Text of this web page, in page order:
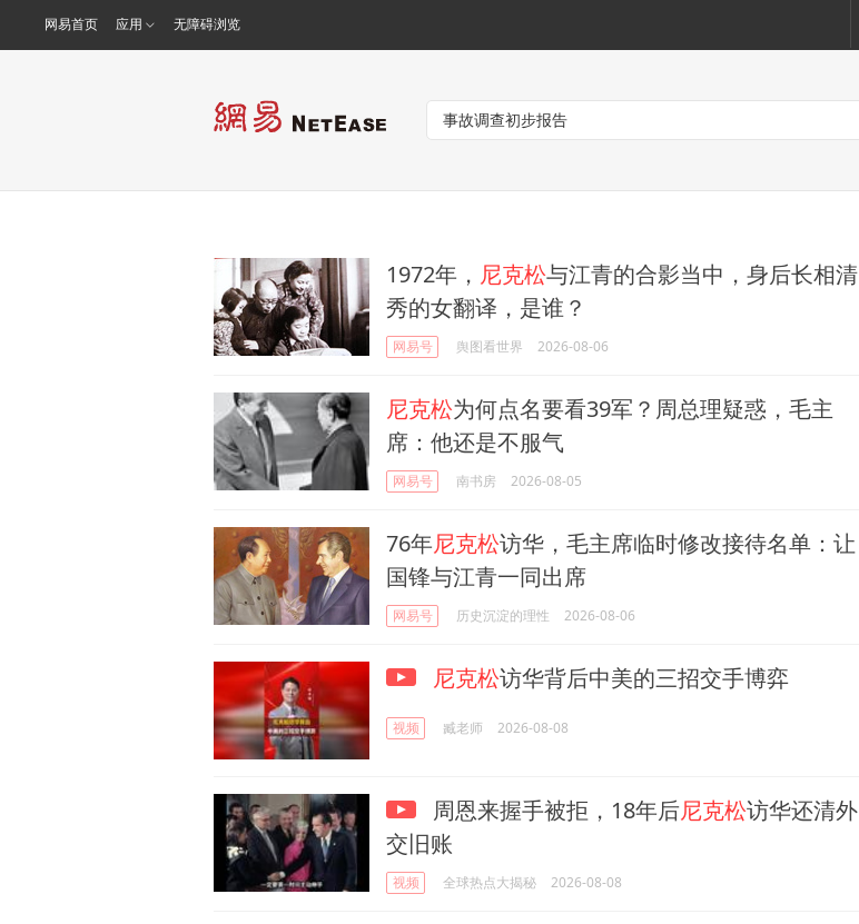
网易首页 应用 无障碍浏览
1972年， 尼克松与江青的合影当中，身后长相清
秀的女翻译，是谁？
网易号 舆图看世界 2026-08-06
尼克松为何点名要看39军？周总理疑惑，毛主
席：他还是不服气
网易号 南书房 2026-08-05
76年尼克松访华，毛主席临时修改接待名单：让
国锋与江青一同出席
网易号 历史沉淀的理性 2026-08-06
尼克松访华背后中美的三招交手博弈
视频 臧老师 2026-08-08
周恩来握手被拒，18年后尼克松访华还清外
交旧账
视频 全球热点大揭秘 2026-08-08